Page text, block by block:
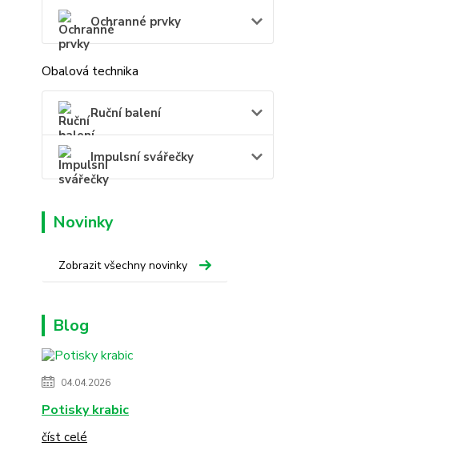
Ochranné prvky
Obalová technika
Ruční balení
Impulsní svářečky
Novinky
Zobrazit všechny novinky
Blog
04.04.2026
Potisky krabic
číst celé